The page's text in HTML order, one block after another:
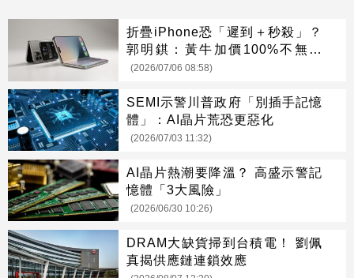
折疊iPhone恐「遲到＋秒殺」？
郭明錤：黃牛加價100%不無可
能
(2026/07/06 08:58)
SEMI示警川普政府「別插手記憶
體」：AI晶片荒恐更惡化
(2026/07/03 11:32)
AI晶片熱潮要降溫？ 高盛示警記
憶體「3大風險」
(2026/06/30 10:26)
DRAM大缺貨掃到台積電！ 劉佩
真揭供應鏈連鎖效應